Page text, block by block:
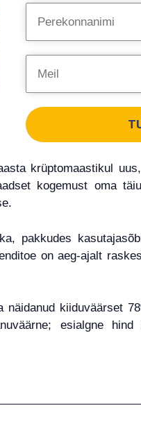
krüptomaastikul
kogemust oma
pakkudes
on aeg-ajalt
kiiduväärset
esialgne